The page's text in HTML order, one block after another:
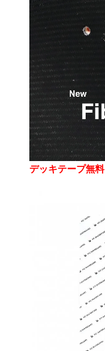
デッキテープ無料